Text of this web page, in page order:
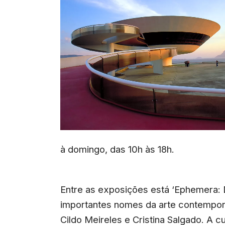
à domingo, das 10h às 18h.
Entre as exposições está
importantes nomes da arte
Cildo Meireles e Cristina Salgado. A